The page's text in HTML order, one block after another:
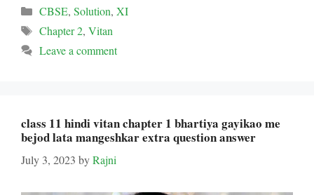
Categories
CBSE, Solution, XI
Tags
Chapter 2, Vitan
Leave a comment
class 11 hindi vitan chapter 1 bhartiya gayikao me
bejod lata mangeshkar extra question answer
July 3, 2023 byRajni